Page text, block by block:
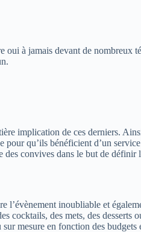
à jamais devant de nombreux
implication de ces derniers.
qu’ils bénéficient d’un
convives dans le but de définir
l’évènement inoubliable et
cocktails, des mets, des desserts
mesure en fonction des budgets